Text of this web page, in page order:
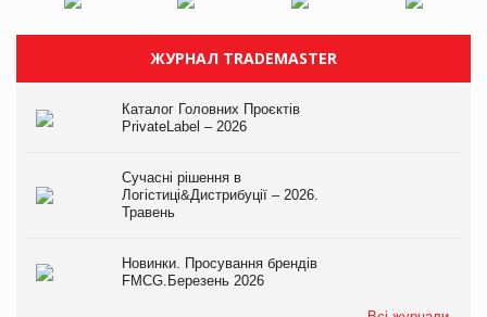
ЖУРНАЛ TRADEMASTER
Каталог Головних Проєктів
PrivateLabel – 2026
Сучасні рішення в
Логістиці&Дистрибуції – 2026.
Травень
Новинки. Просування брендів
FMCG.Березень 2026